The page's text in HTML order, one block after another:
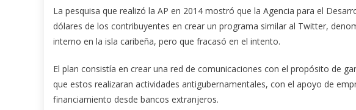
La pesquisa que realizó la AP en 2014 mostró que la Agencia para el
dólares de los contribuyentes en crear un programa similar al Twitter,
interno en la isla caribeña, pero que fracasó en el intento.
El plan consistía en crear una red de comunicaciones con el propósito de
que estos realizaran actividades antigubernamentales, con el apoyo de
financiamiento desde bancos extranjeros.